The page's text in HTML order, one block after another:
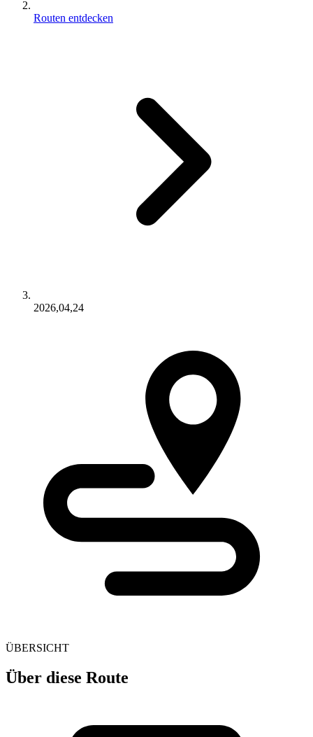
Routen entdecken
2026,04,24
ÜBERSICHT
Über diese Route